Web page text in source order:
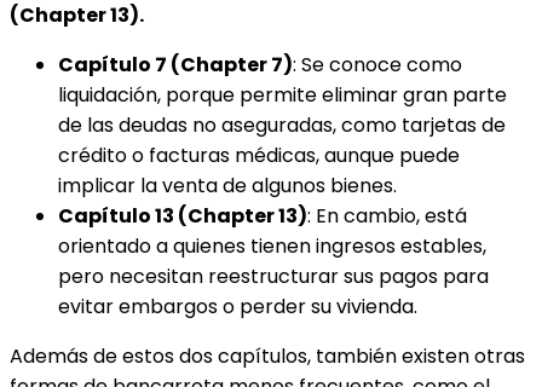
(Chapter 13).
Capítulo 7 (Chapter 7): Se conoce como
liquidación, porque permite eliminar gran parte
de las deudas no aseguradas, como tarjetas de
crédito o facturas médicas, aunque puede
implicar la venta de algunos bienes.
Capítulo 13 (Chapter 13): En cambio, está
orientado a quienes tienen ingresos estables,
pero necesitan reestructurar sus pagos para
evitar embargos o perder su vivienda.
Además de estos dos capítulos, también existen otras